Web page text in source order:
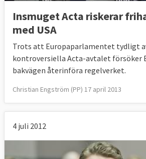
Insmuget Acta riskerar
med USA
Trots att Europaparlamentet tydligt
kontroversiella Acta-avtalet försöker
bakvägen återinföra regelverket.
Christian Engström (PP) 17 april 2013
4 juli 2012